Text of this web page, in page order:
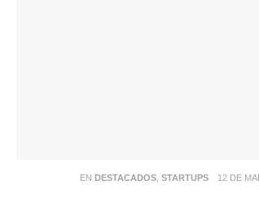
EN DESTACADOS, STARTUPS 12 DE